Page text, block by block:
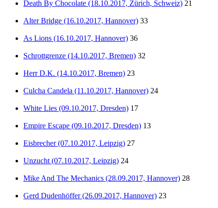
Death By Chocolate (18.10.2017, Zürich, Schweiz) 21
Alter Bridge (16.10.2017, Hannover) 33
As Lions (16.10.2017, Hannover) 36
Schrottgrenze (14.10.2017, Bremen) 32
Herr D.K. (14.10.2017, Bremen) 23
Culcha Candela (11.10.2017, Hannover) 24
White Lies (09.10.2017, Dresden) 17
Empire Escape (09.10.2017, Dresden) 13
Eisbrecher (07.10.2017, Leipzig) 27
Unzucht (07.10.2017, Leipzig) 24
Mike And The Mechanics (28.09.2017, Hannover) 28
Gerd Dudenhöffer (26.09.2017, Hannover) 23